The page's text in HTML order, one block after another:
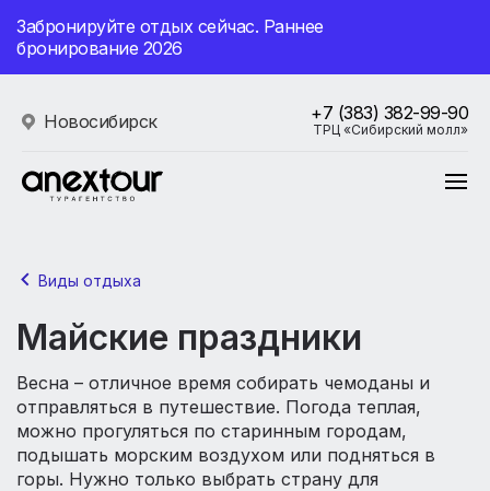
Забронируйте отдых сейчас. Раннее
бронирование 2026
Новосибирск +7 (383) 382-99-90
ТРЦ «Сибирский молл»
Виды отдыха
Майские праздники
Весна – отличное время собирать чемоданы и
отправляться в путешествие. Погода теплая,
можно прогуляться по старинным городам,
подышать морским воздухом или подняться в
горы. Нужно только выбрать страну для